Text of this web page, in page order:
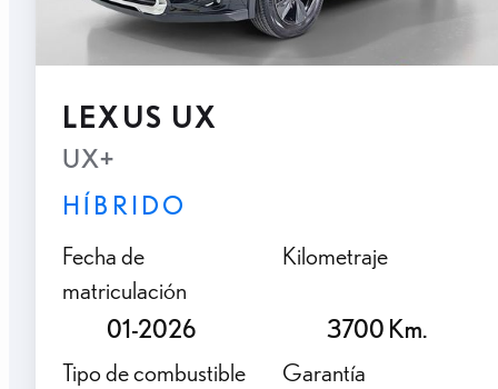
LEXUS UX
UX+
HÍBRIDO
Fecha de
matriculación
01-2026
Kilometraje
3700 Km.
Tipo de combustible
Garantía